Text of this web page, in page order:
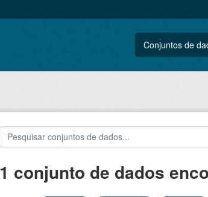
Conjuntos de
1 conjunto de dados